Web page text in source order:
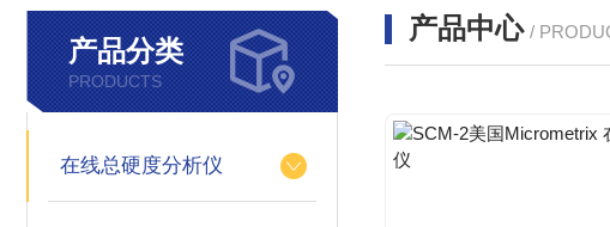
产品分类
PRODUCTS
在线总硬度分析仪
产品中心 /